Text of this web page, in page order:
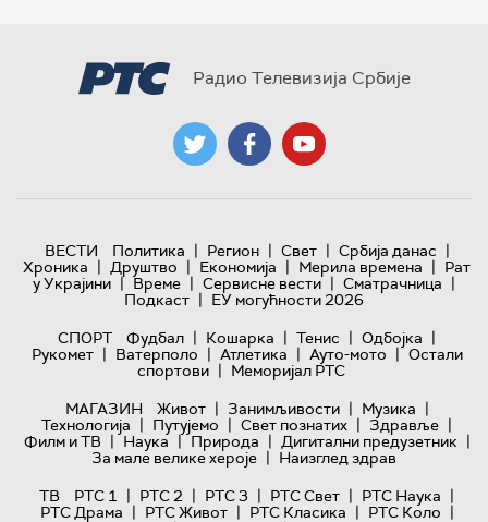
Радио Телевизија Србије
ВЕСТИ Политика | Регион | Свет | Србија данас |
Хроника | Друштво | Економија | Мерила времена | Рат
у Украјини | Време | Сервисне вести | Сматрачница |
Подкаст | ЕУ могућности 2026
СПОРТ
Фудбал | Кошарка | Тенис | Одбојка |
Рукомет | Ватерполо | Атлетика | Ауто-мото | Остали
спортови | Меморијал РТС
МАГАЗИН
Живот | Занимљивости | Музика |
Технологијa | Путујемо | Свет познатих | Здравље |
Филм и ТВ | Наука | Природа | Дигитални предузетник |
За мале велике хероје | Наизглед здрав
ТВ
РТС 1 | РТС 2 | РТС 3 | РТС Свет | РТС Наука |
РТС Драма | РТС Живот | РТС Класика | РТС Коло |